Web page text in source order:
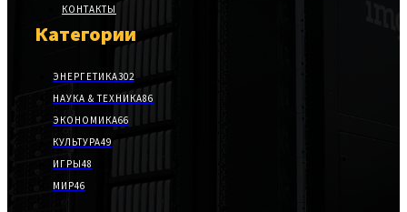
КОНТАКТЫ
Категории
ЭНЕРГЕТИКА302
НАУКА & ТЕХНИКА86
ЭКОНОМИКА66
КУЛЬТУРА49
ИГРЫ48
МИР46